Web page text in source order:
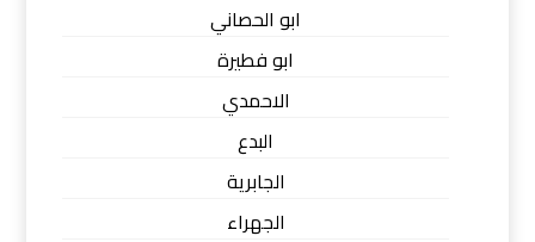
ابو الحصاني
ابو فطيرة
الاحمدي
البدع
الجابرية
الجهراء